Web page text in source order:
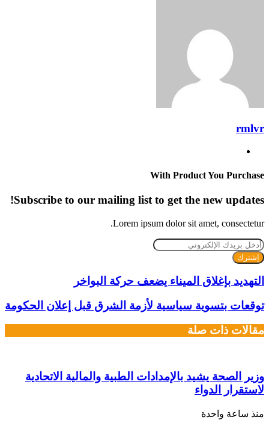
rmlvr
With Product You Purchase
Subscribe to our mailing list to get the new updates!
Lorem ipsum dolor sit amet, consectetur.
أدخل
بريدك
الإلكتروني
التهديد بإغلاق الميناء يضعف حركة البواخر
توقعات بتسوية سياسية لأزمة الشرق قبل إعلان الحكومة
مقالات ذات صلة
وزير الصحة يشيد بالإمدادات الطبية والمالية الاتحادية
لاستقرار الدواء
منذ ساعة واحدة